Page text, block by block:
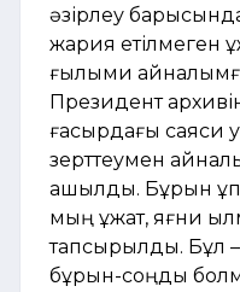
әзірлеу
жария етілмеген
ғылыми айналымға
Президент
ғасырдағы саяси
зерттеумен
ашылды. Бұрын
мың құжат, яғни
тапсырылды. Бұл
бұрын-соңды